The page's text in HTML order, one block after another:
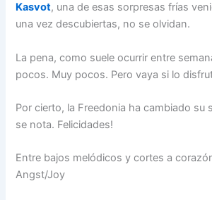
Kasvot, una de esas sorpresas frías
una vez descubiertas, no se olvidan.
La pena, como suele ocurrir entre
pocos. Muy pocos. Pero vaya si lo
Por cierto, la Freedonia ha cambiado su
se nota. Felicidades!
Entre bajos melódicos y cortes a
Angst/Joy